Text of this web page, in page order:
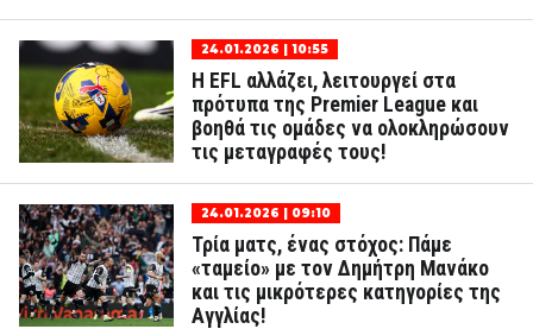
24.01.2026 | 10:55
Η EFL αλλάζει, λειτουργεί στα
πρότυπα της Premier League και
βοηθά τις ομάδες να ολοκληρώσουν
τις μεταγραφές τους!
24.01.2026 | 09:10
Τρία ματς, ένας στόχος: Πάμε
«ταμείο» με τον Δημήτρη Μανάκο
και τις μικρότερες κατηγορίες της
Αγγλίας!